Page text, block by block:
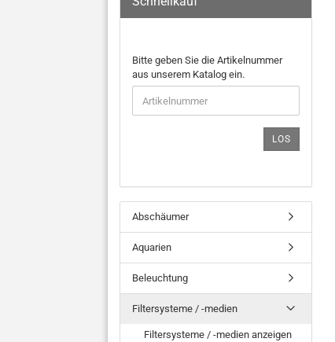
Bitte geben Sie die Artikelnummer
aus unserem Katalog ein.
LOS
Abschäumer
Aquarien
Beleuchtung
Filtersysteme / -medien
Filtersysteme / -medien anzeigen